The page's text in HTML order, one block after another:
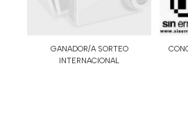
GANADOR/A SORTEO
INTERNACIONAL